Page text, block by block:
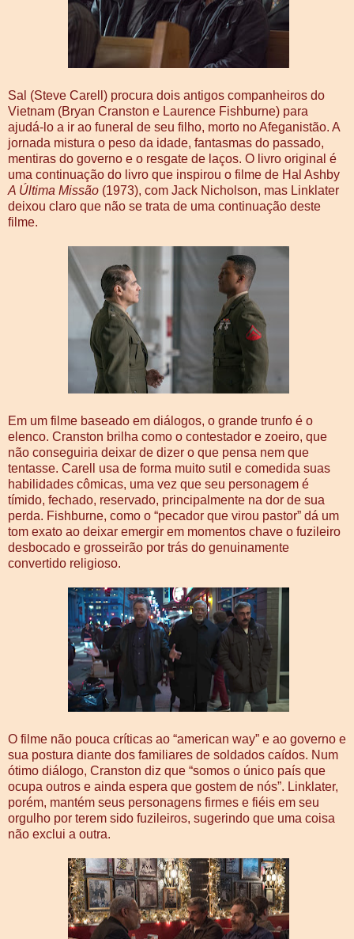
Sal (Steve Carell) procura dois antigos companheiros do
Vietnam (Bryan Cranston e Laurence Fishburne) para
ajudá-lo a ir ao funeral de seu filho, morto no Afeganistão. A
jornada mistura o peso da idade, fantasmas do passado,
mentiras do governo e o resgate de laços. O livro original é
uma continuação do livro que inspirou o filme de Hal Ashby
A Última Missão (1973), com Jack Nicholson, mas Linklater
deixou claro que não se trata de uma continuação deste
filme.
Em um filme baseado em diálogos, o grande trunfo é o
elenco. Cranston brilha como o contestador e zoeiro, que
não conseguiria deixar de dizer o que pensa nem que
tentasse. Carell usa de forma muito sutil e comedida suas
habilidades cômicas, uma vez que seu personagem é
tímido, fechado, reservado, principalmente na dor de sua
perda. Fishburne, como o “pecador que virou pastor” dá um
tom exato ao deixar emergir em momentos chave o fuzileiro
desbocado e grosseirão por trás do genuinamente
convertido religioso.
O filme não pouca críticas ao “american way” e ao governo e
sua postura diante dos familiares de soldados caídos. Num
ótimo diálogo, Cranston diz que “somos o único país que
ocupa outros e ainda espera que gostem de nós”. Linklater,
porém, mantém seus personagens firmes e fiéis em seu
orgulho por terem sido fuzileiros, sugerindo que uma coisa
não exclui a outra.